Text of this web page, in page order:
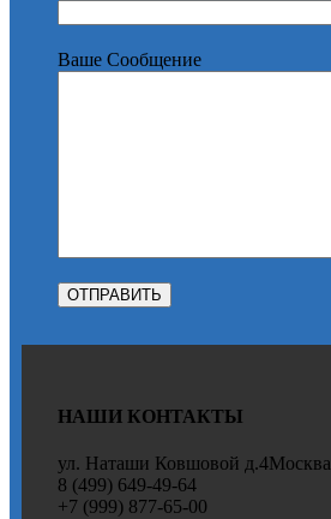
Ваше Сообщение
НАШИ КОНТАКТЫ
ул. Наташи Ковшовой д.4Москва
8 (499) 649-49-64
+7 (999) 877-65-00